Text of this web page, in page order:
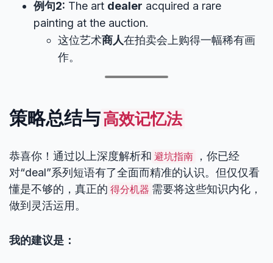
例句2: The art dealer acquired a rare
painting at the auction.
这位艺术商人在拍卖会上购得一幅稀有画
作。
策略总结与高效记忆法
恭喜你！通过以上深度解析和 避坑指南
，你已经
对“deal”系列短语有了全面而精准的认识。但仅仅看
懂是不够的，真正的 得分机器 需要将这些知识内化，
做到灵活运用。
我的建议是：